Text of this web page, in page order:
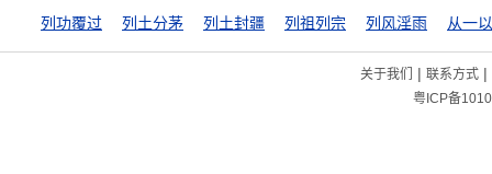
列功覆过 列土分茅 列土封疆 列祖列宗 列风淫雨 从一
关于我们 | 联系方式|
粤ICP备